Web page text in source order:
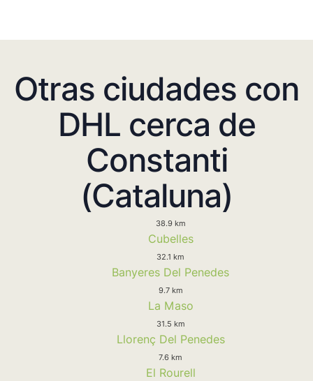
Otras ciudades con
DHL cerca de
Constanti
(Cataluna)
38.9 km
Cubelles
32.1 km
Banyeres Del Penedes
9.7 km
La Maso
31.5 km
Llorenç Del Penedes
7.6 km
El Rourell